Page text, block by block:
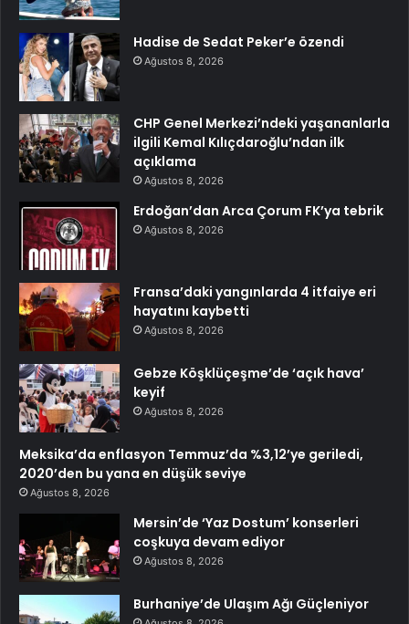
Hadise de Sedat Peker’e özendi
Ağustos 8, 2026
CHP Genel Merkezi’ndeki yaşananlarla
ilgili Kemal Kılıçdaroğlu’ndan ilk
açıklama
Ağustos 8, 2026
Erdoğan’dan Arca Çorum FK’ya tebrik
Ağustos 8, 2026
Fransa’daki yangınlarda 4 itfaiye eri
hayatını kaybetti
Ağustos 8, 2026
Gebze Köşklüçeşme’de ‘açık hava’
keyif
Ağustos 8, 2026
Meksika’da enflasyon Temmuz’da %3,12’ye geriledi,
2020’den bu yana en düşük seviye
Ağustos 8, 2026
Mersin’de ‘Yaz Dostum’ konserleri
coşkuya devam ediyor
Ağustos 8, 2026
Burhaniye’de Ulaşım Ağı Güçleniyor